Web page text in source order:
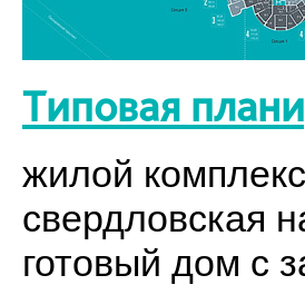
Типовая
жилой
свердловская
готовый дом с